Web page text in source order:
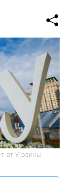
от Украины